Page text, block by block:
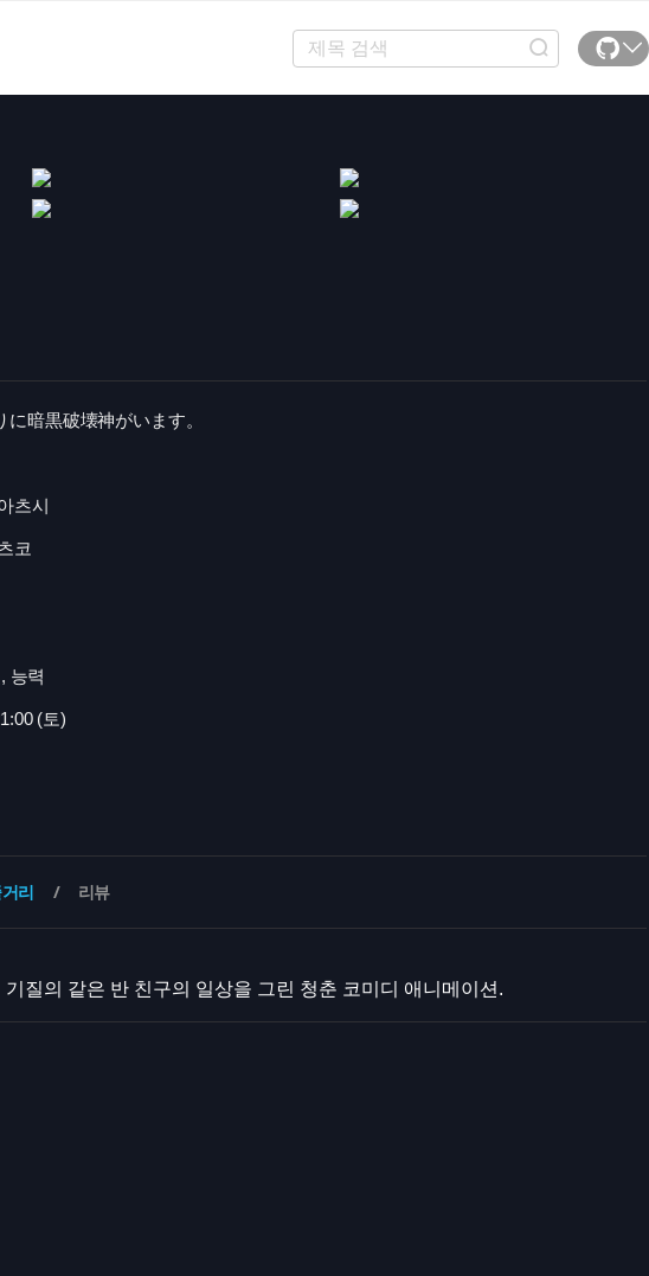
に暗黒破壊神がいます。
츠시
코
능력
00 (토)
리 리뷰
질의 같은 반 친구의 일상을 그린 청춘 코미디 애니메이션.